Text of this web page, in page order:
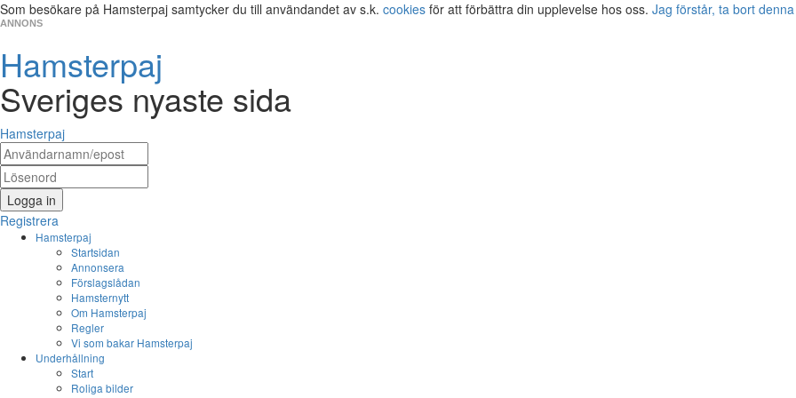
Som besökare på Hamsterpaj samtycker du till användandet av s.k. cookies för att förbättra din upplevelse hos oss. Jag förstår, ta bort
ANNONS
Hamsterpaj
Sveriges nyaste sida
Hamsterpaj
Logga in
Registrera
Hamsterpaj
Startsidan
Annonsera
Förslagslådan
Hamsternytt
Om Hamsterpaj
Regler
Vi som bakar Hamsterpaj
Underhållning
Start
Roliga bilder